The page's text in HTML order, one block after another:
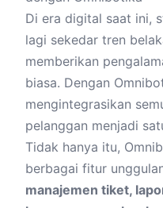
Di era digital saat ini,
lagi sekedar tren
memberikan
biasa. Dengan
mengintegrasikan
pelanggan menjadi
Tidak hanya itu,
berbagai fitur
manajemen tiket,